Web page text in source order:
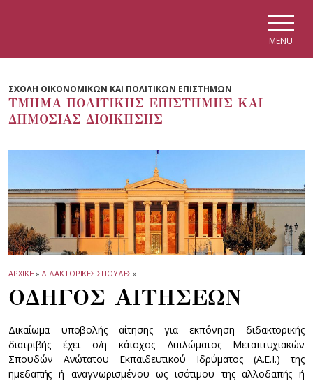
MENU
ΣΧΟΛΗ ΟΙΚΟΝΟΜΙΚΩΝ ΚΑΙ ΠΟΛΙΤΙΚΩΝ ΕΠΙΣΤΗΜΩΝ
ΤΜΗΜΑ ΠΟΛΙΤΙΚΗΣ ΕΠΙΣΤΗΜΗΣ ΚΑΙ
ΔΗΜΟΣΙΑΣ ΔΙΟΙΚΗΣΗΣ
ΑΡΧΙΚΗ» ΔΙΔΑΚΤΟΡΙΚΕΣ ΣΠΟΥΔΕΣ»
ΟΔΗΓΟΣ ΑΙΤΗΣΕΩΝ
Δικαίωμα υποβολής αίτησης για εκπόνηση διδακτορικής
διατριβής έχει ο/η κάτοχος Διπλώματος Μεταπτυχιακών
Σπουδών Ανώτατου Εκπαιδευτικού Ιδρύματος (Α.Ε.Ι.) της
ημεδαπής ή αναγνωρισμένου ως ισότιμου της αλλοδαπής ή